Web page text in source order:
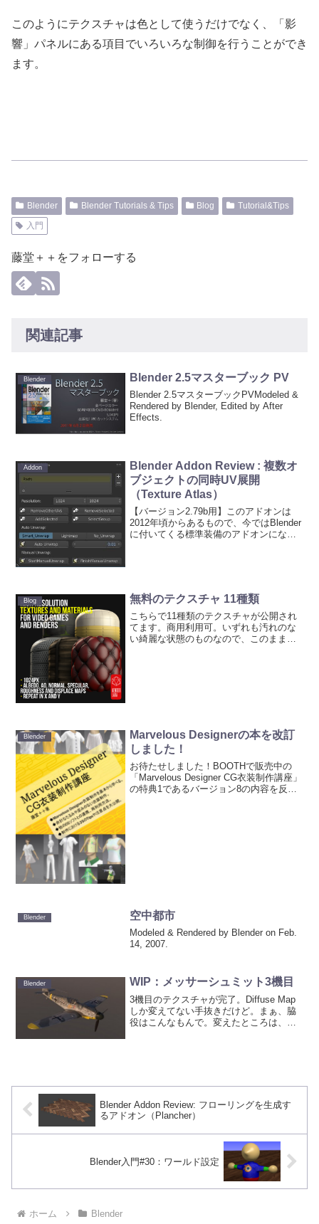
このようにテクスチャは色として使うだけでなく、「影
響」パネルにある項目でいろいろな制御を行うことができ
ます。
Blender Blender Tutorials & Tips Blog
Tutorial&Tips
入門
藤堂＋＋をフォローする
関連記事
Blender Blender 2.5マスターブック PV
Blender 2.5マスターブックPVModeled &
Rendered by Blender, Edited by After
Effects.
Addon
Blender Addon Review : 複数オ
ブジェクトの同時UV展開
（Texture Atlas）
【バージョン2.79b用】このアドオンは
2012年頃からあるもので、今ではBlender
に付いてくる標準装備のアドオンになっ
Blog 無料のテクスチャ 11種類
こちらで11種類のテクスチャが公開され
てます。商用利用可。いずれも汚れのな
い綺麗な状態のものなので、このまま使
Blender
Marvelous Designerの本を改訂
しました！
お待たせしました！BOOTHで販売中の
「Marvelous Designer CG衣装制作講座」
の特典1であるバージョン8の内容を反映
Blender 空中都市
Modeled & Rendered by Blender on Feb.
14, 2007.
Blender WIP：メッサーシュミット3機目
3機目のテクスチャが完了。Diffuse Map
しか変えてない手抜きだけど。まぁ、脇
役はこんなもんで。変えたところは、機
Blender Addon Review: フローリングを生成す
るアドオン（Plancher）
Blender入門#30：ワールド設定
ホーム Blender